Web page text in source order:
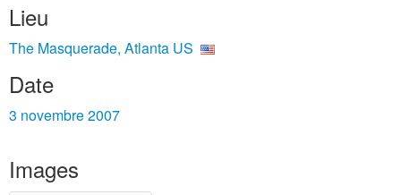
Lieu
The Masquerade, Atlanta US
Date
3 novembre 2007
Images